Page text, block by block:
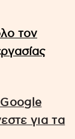
τον
για τα